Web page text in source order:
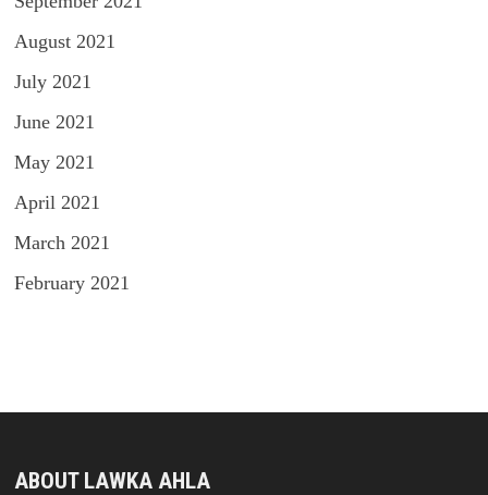
August 2021
July 2021
June 2021
May 2021
April 2021
March 2021
February 2021
ABOUT LAWKA AHLA